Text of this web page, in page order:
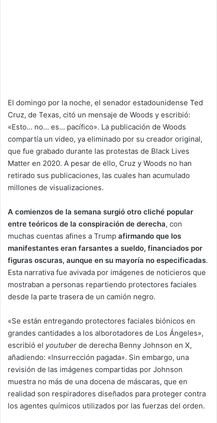
El domingo por la noche, el senador estadounidense Ted
Cruz, de Texas, citó un mensaje de Woods y escribió:
«Esto… no… es… pacífico». La publicación de Woods
compartía un video, ya eliminado por su creador original,
que fue grabado durante las protestas de Black Lives
Matter en 2020. A pesar de ello, Cruz y Woods no han
retirado sus publicaciones, las cuales han acumulado
millones de visualizaciones.
A comienzos de la semana surgió otro cliché popular
entre teóricos de la conspiración de derecha, con
muchas cuentas afines a Trump afirmando que los
manifestantes eran farsantes a sueldo, financiados por
figuras oscuras, aunque en su mayoría no especificadas.
Esta narrativa fue avivada por imágenes de noticieros que
mostraban a personas repartiendo protectores faciales
desde la parte trasera de un camión negro.
«Se están entregando protectores faciales biónicos en
grandes cantidades a los alborotadores de Los Ángeles»,
escribió el youtuber de derecha Benny Johnson en X,
añadiendo: «Insurrección pagada». Sin embargo, una
revisión de las imágenes compartidas por Johnson
muestra no más de una docena de máscaras, que en
realidad son respiradores diseñados para proteger contra
los agentes químicos utilizados por las fuerzas del orden.